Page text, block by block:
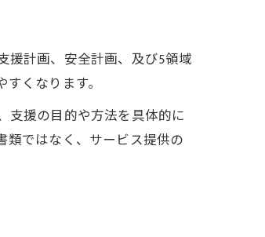
援計画、安全計画、及び5領域
くなります。
支援の目的や方法を具体的に
類ではなく、サービス提供の